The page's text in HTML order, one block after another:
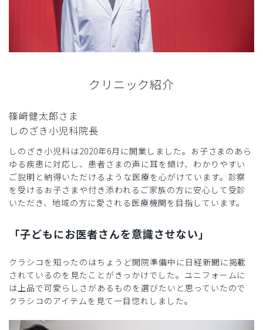
クリニック紹介
篠﨑健太郎さま
しのざき小児科院長
しのざき小児科は2020年6月に開業しました。お子さまのあら
ゆる疾患に対応し、患者さまの声に耳を傾け、わかりやすい
ご説明と納得いただけるような医療を心がけています。診察
を受けるお子さまや付き添われるご家族の方に安心して受診
いただき、地域の方に愛される医療機関を目指しています。
「子どもにお医者さんを意識させない」
クラシコを知ったのはちょうど開院準備中に日経新聞に掲載
されているのを見たことがきっかけでした。ユニフォームに
は上品で可愛らしさがあるものを選びたいと思っていたので
クラシコのアイテムを見て一目惚れしました。